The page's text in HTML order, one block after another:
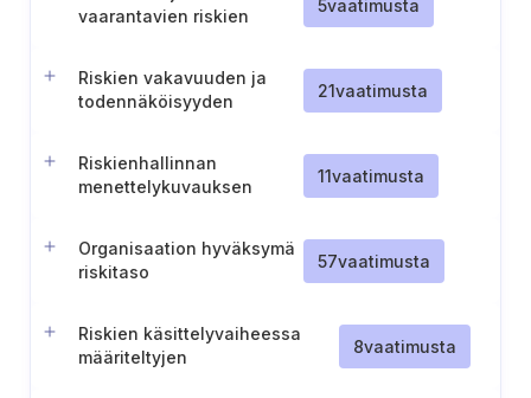
vaarantavien riskien
5vaatimusta
Riskien vakavuuden ja
todennäköisyyden
21vaatimusta
Riskienhallinnan
menettelykuvauksen
11vaatimusta
Organisaation hyväksymä
riskitaso
57vaatimusta
Riskien käsittelyvaiheessa
määriteltyjen
8vaatimusta